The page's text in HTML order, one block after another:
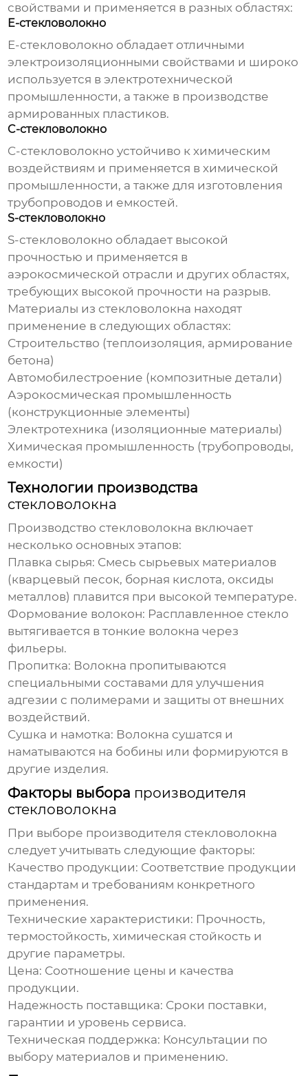
свойствами и применяется в разных областях:
E-стекловолокно
E-стекловолокно обладает отличными
электроизоляционными свойствами и широко
используется в электротехнической
промышленности, а также в производстве
армированных пластиков.
C-стекловолокно
C-стекловолокно устойчиво к химическим
воздействиям и применяется в химической
промышленности, а также для изготовления
трубопроводов и емкостей.
S-стекловолокно
S-стекловолокно обладает высокой
прочностью и применяется в
аэрокосмической отрасли и других областях,
требующих высокой прочности на разрыв.
Материалы из стекловолокна находят
применение в следующих областях:
Строительство (теплоизоляция, армирование
бетона)
Автомобилестроение (композитные детали)
Аэрокосмическая промышленность
(конструкционные элементы)
Электротехника (изоляционные материалы)
Химическая промышленность (трубопроводы,
емкости)
Технологии производства
стекловолокна
Производство стекловолокна включает
несколько основных этапов:
Плавка сырья: Смесь сырьевых материалов
(кварцевый песок, борная кислота, оксиды
металлов) плавится при высокой температуре.
Формование волокон: Расплавленное стекло
вытягивается в тонкие волокна через
фильеры.
Пропитка: Волокна пропитываются
специальными составами для улучшения
адгезии с полимерами и защиты от внешних
воздействий.
Сушка и намотка: Волокна сушатся и
наматываются на бобины или формируются в
другие изделия.
Факторы выбора производителя
стекловолокна
При выборе производителя стекловолокна
следует учитывать следующие факторы:
Качество продукции: Соответствие продукции
стандартам и требованиям конкретного
применения.
Технические характеристики: Прочность,
термостойкость, химическая стойкость и
другие параметры.
Цена: Соотношение цены и качества
продукции.
Надежность поставщика: Сроки поставки,
гарантии и уровень сервиса.
Техническая поддержка: Консультации по
выбору материалов и применению.